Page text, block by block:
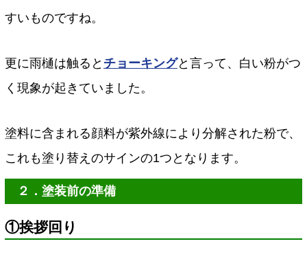
すいものですね。
更に雨樋は触ると チョーキングと言って、白い粉がつ
く現象が起きていました。
塗料に含まれる顔料が紫外線により分解された粉で、
これも塗り替えのサインの1つとなります。
２．塗装前の準備
①挨拶回り